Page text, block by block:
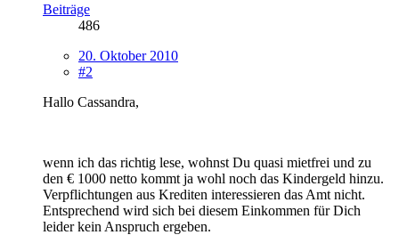
Beiträge
486
20. Oktober 2010
#2
Hallo Cassandra,
wenn ich das richtig lese, wohnst Du quasi mietfrei und zu
den € 1000 netto kommt ja wohl noch das Kindergeld hinzu.
Verpflichtungen aus Krediten interessieren das Amt nicht.
Entsprechend wird sich bei diesem Einkommen für Dich
leider kein Anspruch ergeben.